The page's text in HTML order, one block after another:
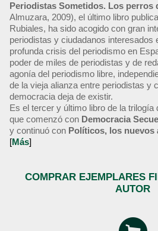
Periodistas Sometidos. Los perros
Almuzara, 2009), el último libro
Rubiales, ha sido acogido con gran
periodistas y ciudadanos interesados
profunda crisis del periodismo en
poder de miles de periodistas y de
agonía del periodismo libre,
de la vieja alianza entre periodistas y
democracia deja de existir.
Es el tercer y último libro de la trilogía
que comenzó con Democracia
y continuó con Políticos, los nuevos
[Más]
COMPRAR EJEMPLARES
AUTOR